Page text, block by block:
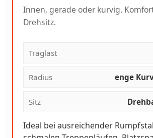
Innen, gerade oder kurvig.
Drehsitz.
Traglast
Radius enge
Sitz
Ideal bei ausreichender